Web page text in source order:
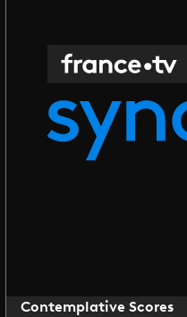
Contemplative Scores